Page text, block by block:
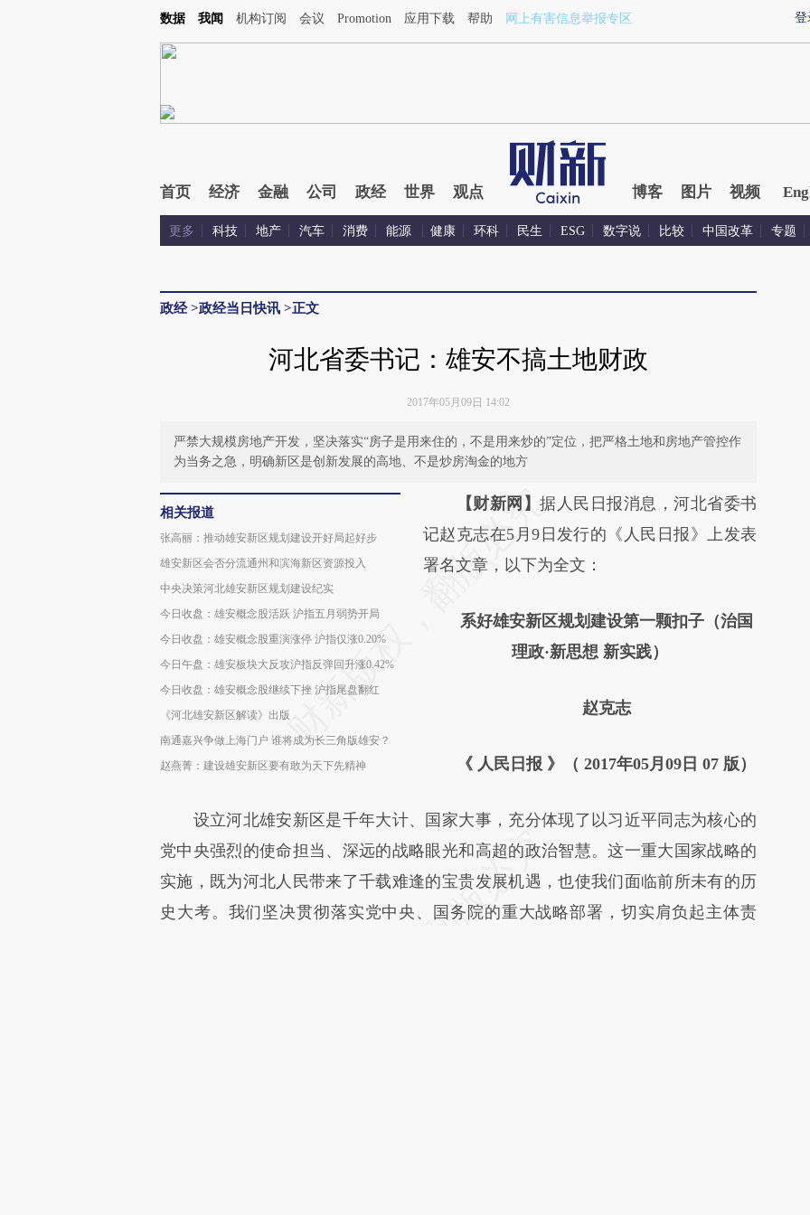
登
数据 我闻 机构订阅 会议 Promotion 应用下载 帮助 网上有害信息举报专区
首页 经济 金融 公司 政经 世界 观点 博客 图片 视频
更多 科技 地产 汽车 消费 能源 健康 环科 民生 ESG 数字说 比较 中国改革 专题
政经>政经当日快讯 >正文
河北省委书记：雄安不搞土地财政
2017年05月09日 14:02
严禁大规模房地产开发，坚决落实“房子是用来住的，不是用来炒的”定位，把严格土地和房地产管控作
为当务之急，明确新区是创新发展的高地、不是炒房淘金的地方
相关报道
张高丽：推动雄安新区规划建设开好局起好步
雄安新区会否分流通州和滨海新区资源投入
中央决策河北雄安新区规划建设纪实
今日收盘：雄安概念股活跃 沪指五月弱势开局
今日收盘：雄安概念股重演涨停 沪指仅涨0.20%
今日午盘：雄安板块大反攻沪指反弹回升涨0.42%
今日收盘：雄安概念股继续下挫 沪指尾盘翻红
《河北雄安新区解读》出版
南通嘉兴争做上海门户 谁将成为长三角版雄安？
赵燕菁：建设雄安新区要有敢为天下先精神
【财新网】据人民日报消息，河北省委书
记赵克志在5月9日发行的《人民日报》上发表
署名文章，以下为全文：
系好雄安新区规划建设第一颗扣子（治国
理政·新思想 新实践）
赵克志
《 人民日报 》（ 2017年05月09日 07 版）
设立河北雄安新区是千年大计、国家大事，充分体现了以习近平同志为核心的
党中央强烈的使命担当、深远的战略眼光和高超的政治智慧。这一重大国家战略的
实施，既为河北人民带来了千载难逢的宝贵发展机遇，也使我们面临前所未有的历
史大考。我们坚决贯彻落实党中央、国务院的重大战略部署，切实肩负起主体责